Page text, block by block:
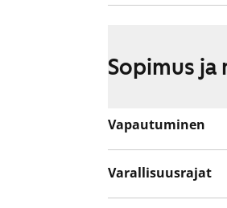
Sopimus ja
Vapautuminen
Varallisuusrajat